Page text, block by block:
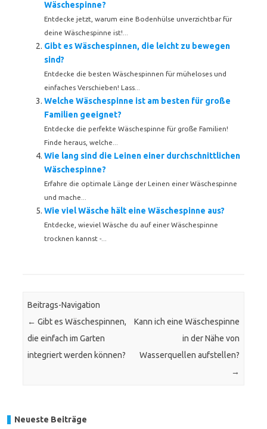
Wäschespinne?
Entdecke jetzt, warum eine Bodenhülse unverzichtbar für
deine Wäschespinne ist!...
Gibt es Wäschespinnen, die leicht zu bewegen
sind?
Entdecke die besten Wäschespinnen für müheloses und
einfaches Verschieben! Lass...
Welche Wäschespinne ist am besten für große
Familien geeignet?
Entdecke die perfekte Wäschespinne für große Familien!
Finde heraus, welche...
Wie lang sind die Leinen einer durchschnittlichen
Wäschespinne?
Erfahre die optimale Länge der Leinen einer Wäschespinne
und mache...
Wie viel Wäsche hält eine Wäschespinne aus?
Entdecke, wieviel Wäsche du auf einer Wäschespinne
trocknen kannst -...
Beitrags-Navigation
← Gibt es Wäschespinnen,
die einfach im Garten
integriert werden können?
Kann ich eine Wäschespinne
in der Nähe von
Wasserquellen aufstellen?
→
Neueste Beiträge